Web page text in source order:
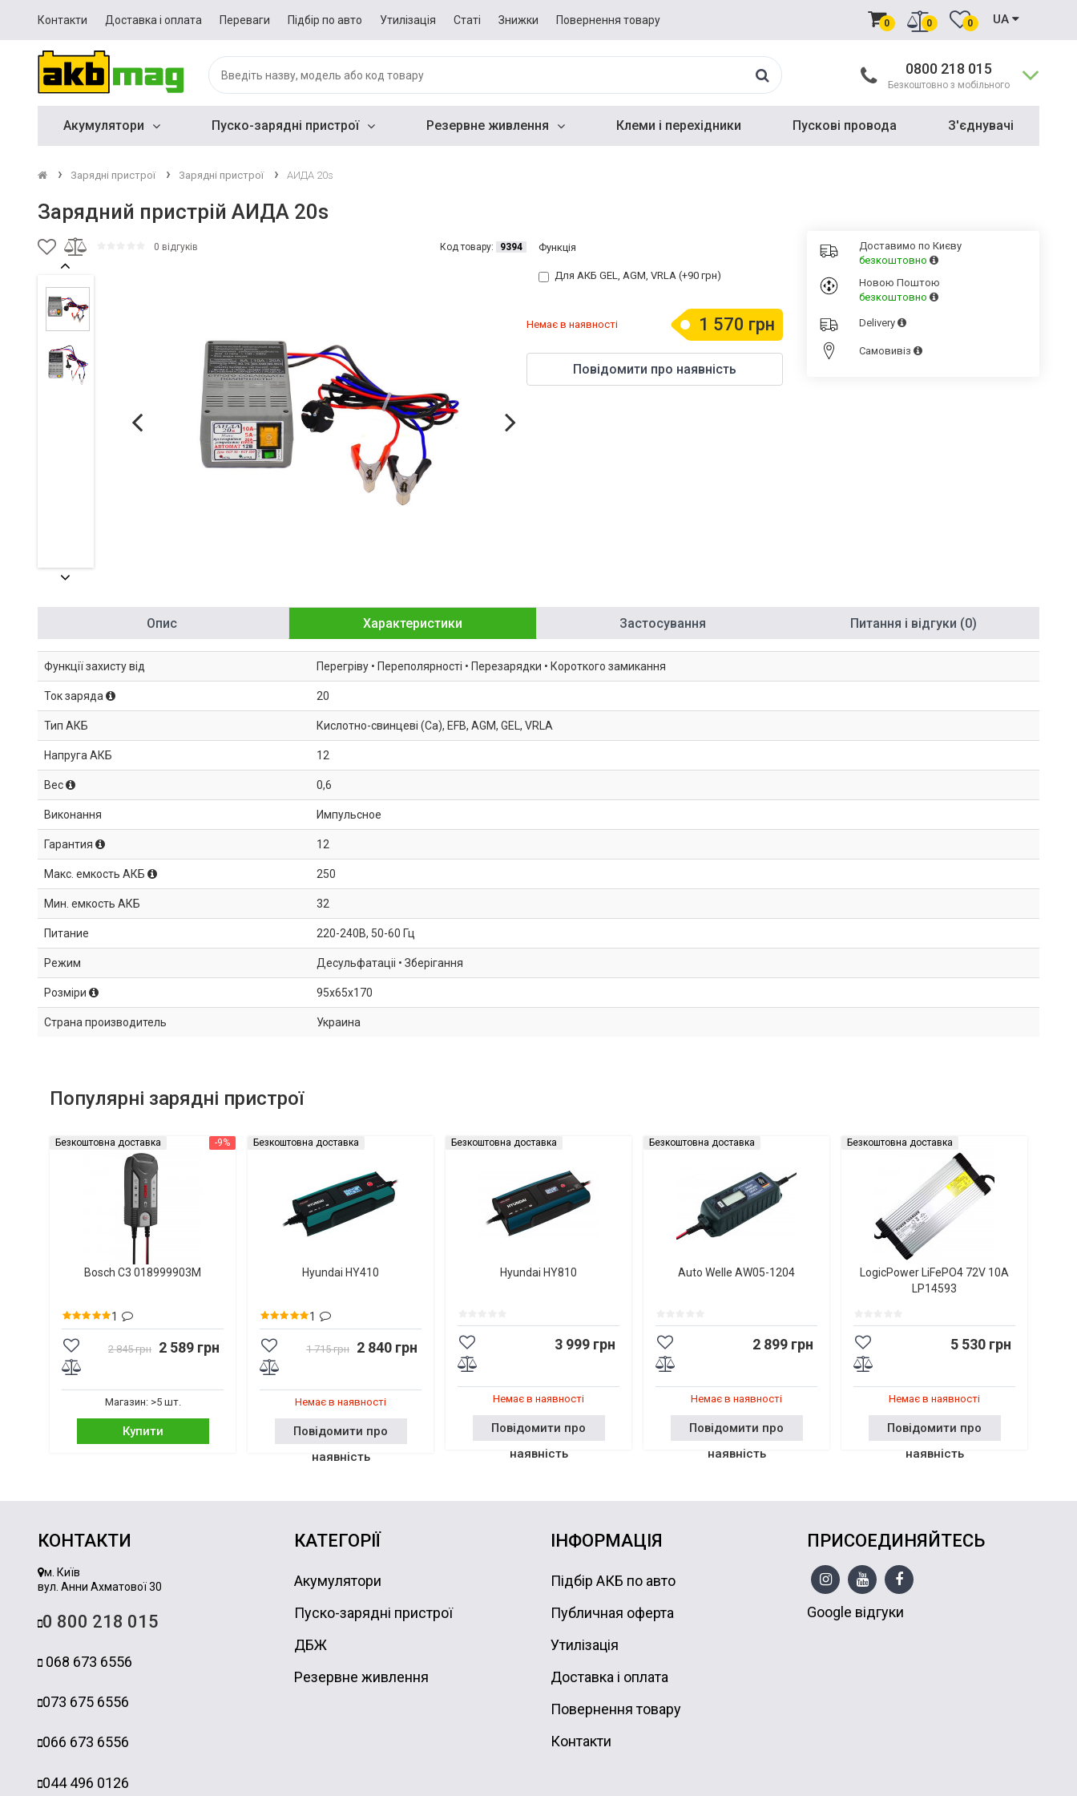
Контакти Доставка і оплата Переваги Підбір по авто Утилізація Статі Знижки Повернення товару 0 0 0 UA
0800 218 015
Безкоштовно з мобільного
Акумулятори Пуско-зарядні пристрої Резервне живлення Клеми і перехідники Пускові провода З'єднувачі
Зарядні пристрої Зарядні пристрої АИДА 20s
Зарядний пристрій АИДА 20s
0 відгуків Код товару: 9394 Функція
Для АКБ GEL, AGM, VRLA (+90 грн)
1 570 грн
Немає в наявності
Повідомити про наявність
Доставимо по Києву
безкоштовно
Новою Поштою
безкоштовно
Delivery
Cамовивіз
Опис Характеристики Застосування Питання і відгуки (0)
Функції захисту від Перегріву • Переполярності • Перезарядки • Короткого замикання
Ток заряда 20
Тип АКБ Кислотно-свинцеві (Ca), EFB, AGM, GEL, VRLA
Напруга АКБ 12
Вес 0,6
Виконання Импульсное
Гарантия 12
Макс. емкость АКБ 250
Мин. емкость АКБ 32
Питание 220-240В, 50-60 Гц
Режим Десульфатаціі • Зберігання
Розміри 95х65х170
Страна производитель Украина
Популярні зарядні пристрої
-9%
Безкоштовна доставка
Bosch C3 018999903M
1
2 845 грн 2 589 грн
Магазин: >5 шт.
Купити
Безкоштовна доставка
Hyundai HY410
1
1 715 грн 2 840 грн
Немає в наявності
Повідомити про
наявність
Безкоштовна доставка
Hyundai HY810
3 999 грн
Немає в наявності
Повідомити про
наявність
Безкоштовна доставка
Auto Welle AW05-1204
2 899 грн
Немає в наявності
Повідомити про
наявність
Безкоштовна доставка
LogicPower LiFePO4 72V 10A
LP14593
5 530 грн
Немає в наявності
Повідомити про
наявність
КОНТАКТИ
м. Київ
вул. Анни Ахматової 30
0 800 218 015
068 673 6556
073 675 6556
066 673 6556
044 496 0126
КАТЕГОРІЇ
Акумулятори
Пуско-зарядні пристрої
ДБЖ
Резервне живлення
ІНФОРМАЦІЯ
Підбір АКБ по авто
Публичная оферта
Утилізація
Доставка і оплата
Повернення товару
Контакти
ПРИСОЕДИНЯЙТЕСЬ
Google відгуки